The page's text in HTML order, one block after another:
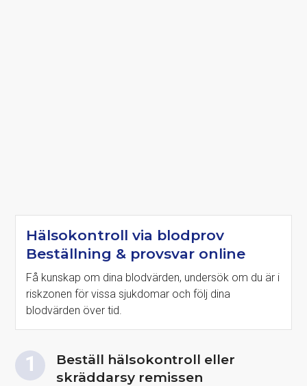
Hälsokontroll via blodprov
Beställning & provsvar online
Få kunskap om dina blodvärden, undersök om du är i
riskzonen för vissa sjukdomar och följ dina
blodvärden över tid.
Beställ hälsokontroll eller
skräddarsy remissen